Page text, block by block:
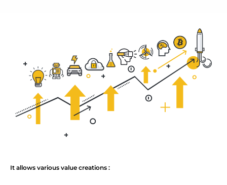
It allows various value creations :